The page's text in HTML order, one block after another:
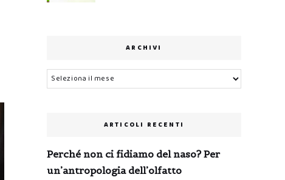
ARCHIVI
Archivi
ARTICOLI RECENTI
Perché non ci fidiamo del naso? Per
un’antropologia dell’olfatto